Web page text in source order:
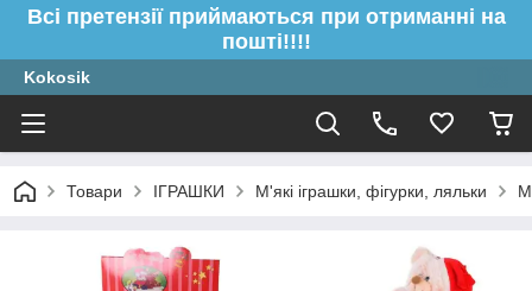
Всі претензії приймаються при отриманні на
пошті!!!!
Kokosik
Товари ІГРАШКИ М'які іграшки, фігурки, ляльки